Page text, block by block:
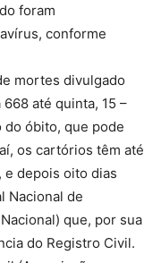
foram
conforme
mortes divulgado
até quinta, 15 –
óbito, que pode
os cartórios têm até
depois oito dias
Nacional de
que, por sua
do Registro Civil.